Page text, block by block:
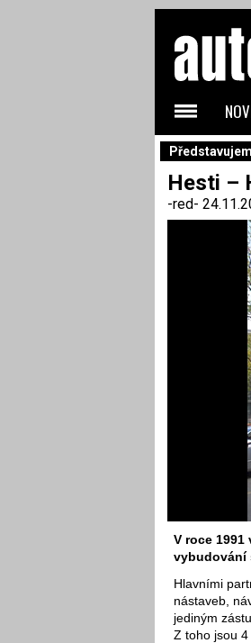
Hesti –
-red-
V roce
vybudování
Hlavními
nástaveb,
jediným
Z toho jsou